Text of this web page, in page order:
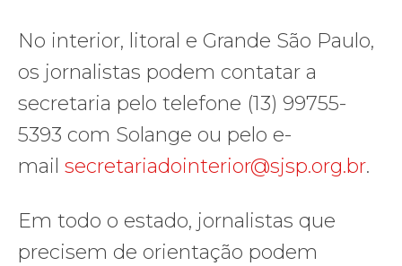
No interior, litoral e Grande São Paulo,
os jornalistas podem contatar a
secretaria pelo telefone (13) 99755-
5393 com Solange ou pelo e-
mail secretariadointerior@sjsp.org.br.
Em todo o estado, jornalistas que
precisem de orientação podem